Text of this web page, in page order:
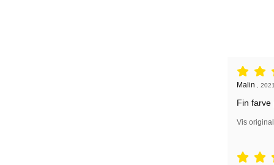
Malin ,
Fin farve
Vis